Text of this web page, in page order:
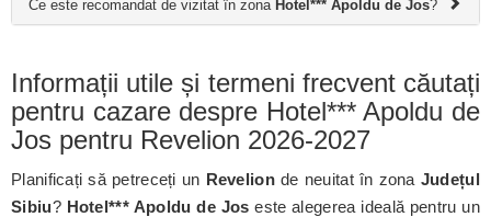
Ce este recomandat de vizitat în zona Hotel*** Apoldu de Jos?
Informații utile și termeni frecvent căutați
pentru cazare despre Hotel*** Apoldu de
Jos pentru Revelion 2026-2027
Planificați să petreceți un Revelionde neuitat în zona Județul
Sibiu? Hotel*** Apoldu de Jos este alegerea ideală pentru un